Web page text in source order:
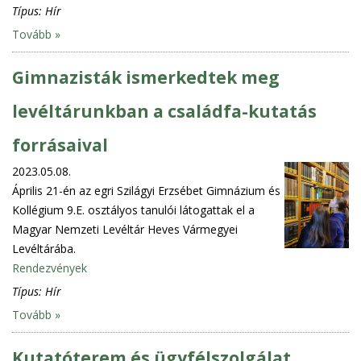
Típus: Hír
Tovább »
Gimnazisták ismerkedtek meg
levéltárunkban a családfa-kutatás
forrásaival
2023.05.08.
Április 21-én az egri Szilágyi Erzsébet Gimnázium és
Kollégium 9.E. osztályos tanulói látogattak el a
Magyar Nemzeti Levéltár Heves Vármegyei
Levéltárába.
Rendezvények
Típus: Hír
Tovább »